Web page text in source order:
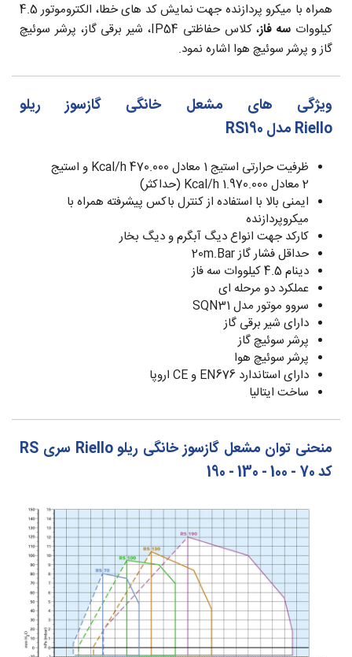
همراه با میکرو پردازنده جهت نمایش کد های خطا، الکتروموتور 4.5
کیلووات سه فاز
، کلاس حفاظتی IP54، شیر برقی گاز، پرشر سوئیچ
گاز و پرشر سوئیچ هوا اشاره نمود.
ویژگی های مشعل خانگی گازسوز ریلو
Riello مدل RS190
ظرفیت حرارتی استیج 1 معادل 470.000 Kcal/h و استیج
2 معادل 1.970.000 Kcal/h (حداکثر)
ایمنی بالا با استفاده از کنترل باکس پیشرفته همراه با
میکروپردازنده
کارکد جهت انواع دیگ آبگرم و دیگ بخار
حداقل فشار گاز 20m.Bar
دینام 4.5 کیلووات سه فاز
عملکرد دو مرحله ای
سروو موتور مدل SQN31
دارای شیر برقی گاز
پرشر سوئیچ گاز
پرشر سوئیچ هوا
دارای استاندارد EN676 و CE اروپا
ساخت ایتالیا
منحنی توان مشعل گازسوز خانگی ریلو Riello سری RS
کد 70 - 100 - 130 - 190